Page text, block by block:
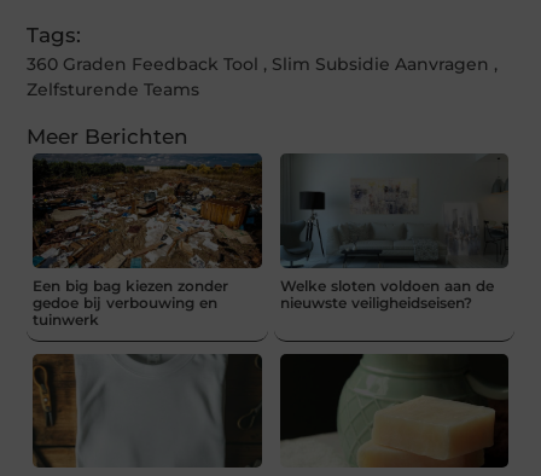
Tags:
360 Graden Feedback Tool , Slim Subsidie Aanvragen ,
Zelfsturende Teams
Meer Berichten
Een big bag kiezen zonder
gedoe bij verbouwing en
tuinwerk
Welke sloten voldoen aan de
nieuwste veiligheidseisen?